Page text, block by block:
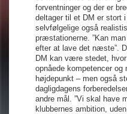
forventninger og der er
deltager til et DM er stort
selvfølgelige også
præstationerne. ”Kan
efter at lave det næste”.
DM kan være stedet,
opnåede kompetencer
højdepunkt – men også
dagligdagens
andre mål. ”Vi skal have
klubbernes ambition,